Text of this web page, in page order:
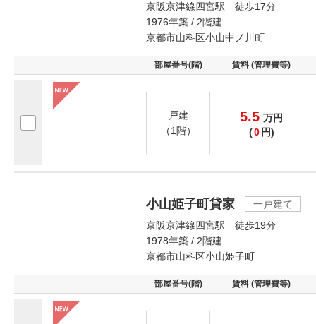
京阪京津線四宮駅 徒歩17分
1976年築 / 2階建
京都市山科区小山中ノ川町
部屋番号(階) 賃料 (管理費等)
戸建
（1階）
5.5 万円
(0 円)
小山姫子町貸家
一戸建て
京阪京津線四宮駅 徒歩19分
1978年築 / 2階建
京都市山科区小山姫子町
部屋番号(階) 賃料 (管理費等)